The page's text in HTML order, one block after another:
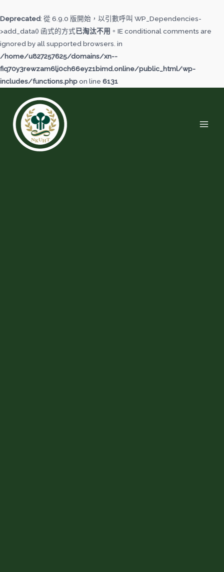
Deprecated: 從 6.9.0 版開始，以引數呼叫 WP_Dependencies-
>add_data() 函式的方式已淘汰不用 。IE conditional comments are
ignored by all supported browsers. in
/home/u827257625/domains/xn--
fiq70y3rewzam6lj0ch66eyz1bimd.online/public_html/wp-
includes/functions.phpon line 6131
至
主
要
內
容